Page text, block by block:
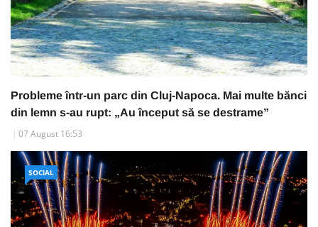
Probleme într-un parc din Cluj-Napoca. Mai multe bănci
din lemn s-au rupt: „Au început să se destrame”
07 August 16:53
SOCIAL